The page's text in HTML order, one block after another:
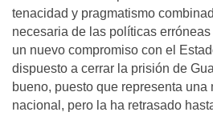
tenacidad y pragmatismo
necesaria de las políticas
un nuevo compromiso con el
dispuesto a cerrar la prisión de
bueno, puesto que representa una
nacional, pero la ha retrasado